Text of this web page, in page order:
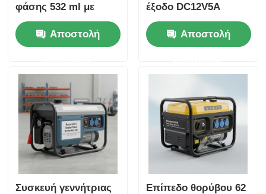
φάσης 532 ml με
φορτιστή USB
DC5V1A Πηγή
ενέργειας για
υποστήριξη
Αποστολή
έξοδο DC12V5A
Ιδανική για
εξωτερικούς χώρους
εργασίας και
υποστήριξη
Αποστολή
Συσκευή γεννήτριας
Επίπεδο θορύβου 62